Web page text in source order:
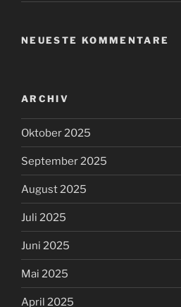
NEUESTE KOMMENTARE
ARCHIV
Oktober 2025
September 2025
August 2025
Juli 2025
Juni 2025
Mai 2025
April 2025